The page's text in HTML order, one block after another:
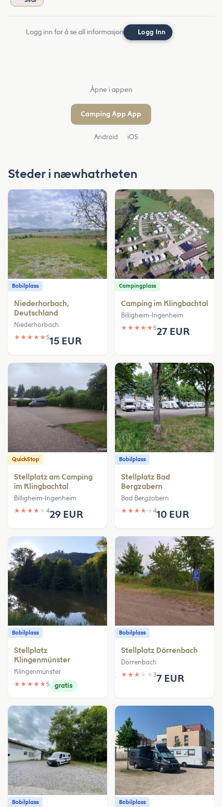
Logg inn for å se all informasjon Logg Inn
Åpne i appen
Camping App App
Android iOS
Steder i næwhatrheten
Bobilplass
Niederhorbach,
Deutschland
Niederhorbach
★ ★ ★ ★ ★515 EUR
Campingplass
Camping im Klingbachtal
Billigheim-Ingenheim
★ ★ ★ ★ ★527 EUR
QuickStop
Stellplatz am Camping
im Klingbachtal
Billigheim-Ingenheim
★ ★ ★ ★ ★ 429 EUR
Bobilplass
Stellplatz Bad
Bergzabern
Bad Bergzabern
★ ★ ★ ★ ★ 410 EUR
Bobilplass
Stellplatz
Klingenmünster
Klingenmünster
★ ★ ★ ★ ★5 gratis
Bobilplass
Stellplatz Dörrenbach
Dörrenbach
★ ★ ★ ★ ★ 37 EUR
Bobilplass Bobilplass